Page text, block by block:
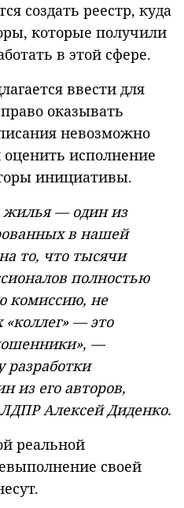
создать реестр, куда
которые получили
в этой сфере.
ввести для
оказывать
невозможно
исполнение
инициативы.
жилья — один из
в нашей
то, что тысячи
полностью
комиссию, не
— это
—
разработки
из его авторов,
Алексей Диденко.
реальной
своей